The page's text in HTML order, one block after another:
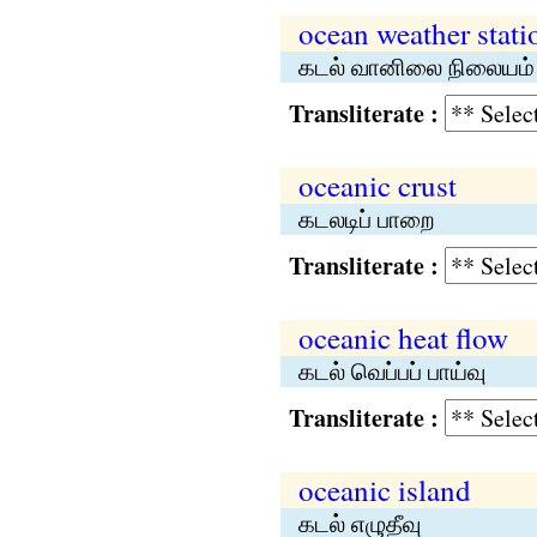
ocean weather
கடல் வானிலை நிலையம்
Transliterate :
oceanic crust
கடலடிப் பாறை
Transliterate :
oceanic heat flow
கடல் வெப்பப் பாய்வு
Transliterate :
oceanic island
கடல் எழுதீவு